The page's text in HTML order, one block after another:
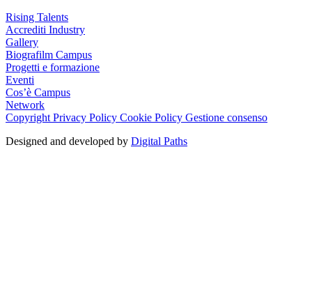
Rising Talents
Accrediti Industry
Gallery
Biografilm Campus
Progetti e formazione
Eventi
Cos’è Campus
Network
Copyright Privacy Policy Cookie Policy Gestione consenso
Designed and developed by Digital Paths